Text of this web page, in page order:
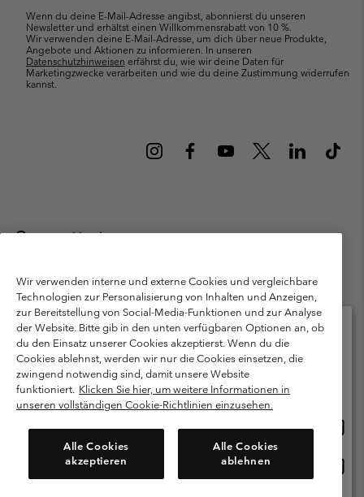
Wenn du deine E-Mail-Adresse angibst, abonnierst du unseren
Newsletter und erhältst einen Willkommensrabatt von 10 %.
Wir verwenden deine E-Mail-Adresse, um dich über neue Produkte,
Angebote und Aktionen zu informieren. In unseren
Datenschutzhinweisen erfährst du, wie wir deine Daten für
Marketingzwecke verarbeiten und wie du deine Zustimmung widerrufen
kannst.
Deutschland
München Deutschland. Alle Rechte vorbehalten.
Nutzungsbedingungen
Allgemeine Verkaufsbedingungen
Garantie
Datenschutzerklärung
Bestimmungen und Bedingungen des Mitglieder Programms
Nutzungsbedingungen Für Nutzergenerierte Inhalte
Cookies
Public CBCR
Kundenservice: Mo- Fr. 9:00 - 13:00 & 14:00- 18:00 Uhr
(+)498912081004
Wir verwenden interne und externe Cookies und vergleichbare
Technologien zur Personalisierung von Inhalten und Anzeigen,
zur Bereitstellung von Social-Media-Funktionen und zur Analyse
der Website. Bitte gib in den unten verfügbaren Optionen an, ob
du den Einsatz unserer Cookies akzeptierst. Wenn du die
Cookies ablehnst, werden wir nur die Cookies einsetzen, die
zwingend notwendig sind, damit unsere Website
funktioniert. Klicken Sie hier, um weitere Informationen in
unseren vollständigen Cookie-Richtlinien einzusehen.
Alle Cookies
akzeptieren
Alle Cookies
ablehnen
Bitte wählen Sie Ihr Lieferland und Ihre Sprache
Online-Einkauf verfügbar
Deutschland